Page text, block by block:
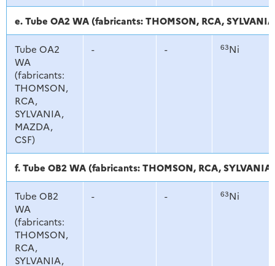
e. Tube OA2 WA (fabricants: THOMSON, RCA,
Tube OA2
WA
(fabricants:
THOMSON,
RCA,
SYLVANIA,
MAZDA,
CSF)
- - 63Ni
f. Tube OB2 WA (fabricants: THOMSON, RCA,
Tube OB2
WA
(fabricants:
THOMSON,
RCA,
SYLVANIA,
- - 63Ni